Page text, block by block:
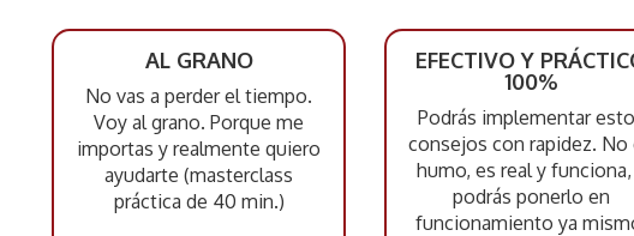
AL GRANO
No vas a perder el tiempo.
Voy al grano. Porque me
importas y realmente quiero
ayudarte (masterclass
práctica de 40 min.)
EFECTIVO Y
100%
Podrás implementar
consejos con rapidez. No
humo, es real y
podrás ponerlo en
funcionamiento ya